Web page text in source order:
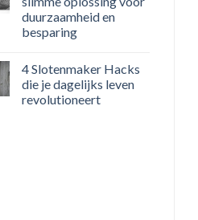
duurzaamheid en
besparing
4 Slotenmaker Hacks
die je dagelijks leven
revolutioneert